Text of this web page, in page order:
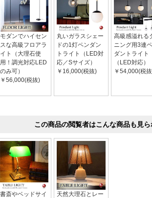
モダンでハイセン
スな高級フロアラ
イト（大理石使
用！調光対応LED
のみ可）
￥56,000(税抜)
丸いガラスシェー
ドの1灯ペンダン
トライト（LED対
応／Sサイズ）
￥16,000(税抜)
高級感溢れる
ニング用3連
ダントライト
（LED対応）
￥54,000(税
この商品の閲覧者はこんな商品も見
書斎やベッドサイ
天然大理石とレー